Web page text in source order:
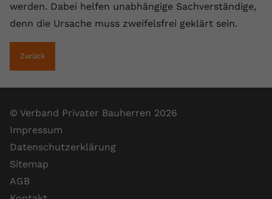
werden. Dabei helfen unabhängige Sachverständige,
denn die Ursache muss zweifelsfrei geklärt sein.
Zurück
© Verband Privater Bauherren 2026
Impressum
Datenschutzerklärung
Sitemap
AGB
Zweck
eingebettete YouTube-Videos und
registriert anonyme statistische Daten.
Name
Anbieter Youtube.com
Laufzeit Session
Videopräferenzen des Benutzers zu